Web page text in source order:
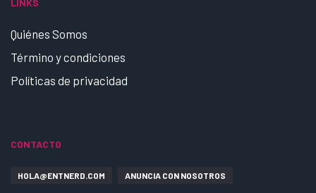
LINKS
Quiénes Somos
Término y condiciones
Políticas de privacidad
CONTACTO
HOLA@ENTNERD.COM ANUNCIA CON NOSOTROS